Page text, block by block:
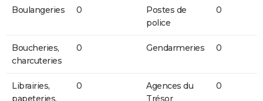
Boulangeries 0
Postes de
police
0
Boucheries,
charcuteries
0 Gendarmeries 0
Librairies,
papeteries,
0
Agences du
Trésor
0